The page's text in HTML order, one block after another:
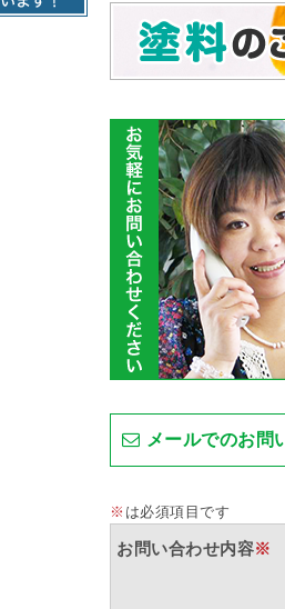
メールでのお問
※ は必須項目です
お問い合わせ内容※